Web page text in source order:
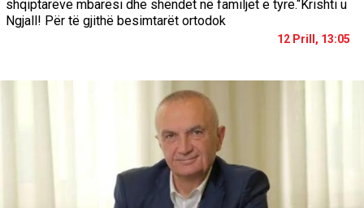
shqiptarëve mbarësi dhe shëndet në familjet e tyre.“Krishti u
Ngjall! Për të gjithë besimtarët ortodok
12 Prill, 13:05